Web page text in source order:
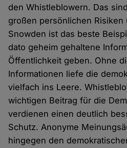
den Whistleblowern. Das
großen persönlichen Risiken
Snowden ist das beste
dato geheim gehaltene
Öffentlichkeit geben. Ohne
Informationen liefe die
vielfach ins Leere.
wichtigen Beitrag für die
verdienen einen deutlich
Schutz. Anonyme
hingegen den